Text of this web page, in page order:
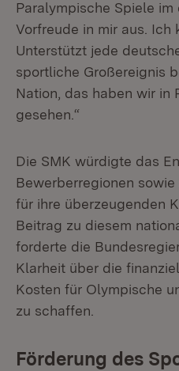
Paralympische Spiele
Vorfreude in mir aus. Ich
Unterstützt jede
sportliche Großereignis
Nation, das haben wir in
gesehen.“
Die SMK würdigte das
Bewerberregionen
für ihre überzeugenden
Beitrag zu diesem
forderte die
Klarheit über die
Kosten für Olympische
zu schaffen.
Förderung des